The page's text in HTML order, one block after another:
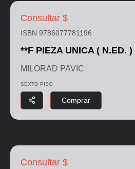
Consultar $
ISBN 9786077781196
**F PIEZA UNICA ( N.ED. )
MILORAD PAVIC
SEXTO PISO
Comprar
Consultar $